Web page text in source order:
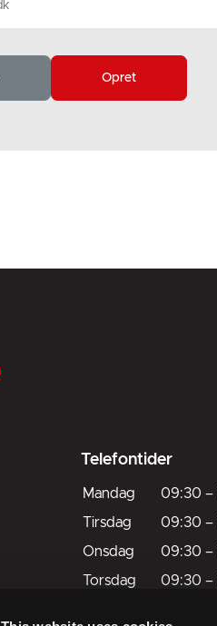
Opret
Telefontider
Mandag 09:30 –
Tirsdag
09:30 –
Onsdag
09:30 –
Torsdag
09:30 –